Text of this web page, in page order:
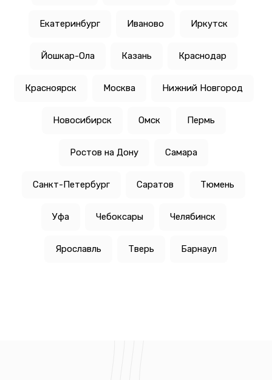
Екатеринбург Иваново Иркутск
Йошкар-Ола Казань Краснодар
Красноярск Москва Нижний Новгород
Новосибирск Омск Пермь
Ростов на Дону Самара
Санкт-Петербург Саратов Тюмень
Уфа Чебоксары Челябинск
Ярославль Тверь Барнаул